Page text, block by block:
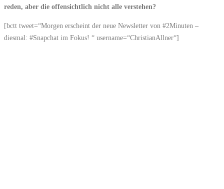
reden, aber die offensichtlich nicht alle verstehen?
[bctt tweet=“Morgen erscheint der neue Newsletter von #2Minuten –
diesmal: #Snapchat im Fokus! “ username=“ChristianAllner“]